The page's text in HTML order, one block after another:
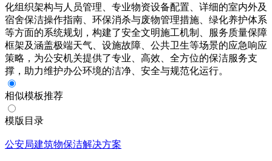
化组织架构与人员管理、专业物资设备配置、详细的室内外及
宿舍保洁操作指南、环保消杀与废物管理措施、绿化养护体系
等方面的系统规划，构建了安全文明施工机制、服务质量保障
框架及涵盖极端天气、设施故障、公共卫生等场景的应急响应
策略，为公安机关提供了专业、高效、全方位的保洁服务支
撑，助力维护办公环境的洁净、安全与规范化运行。
相似模板推荐
模版目录
公安局建筑物保洁解决方案